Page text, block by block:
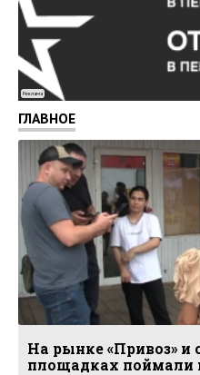
Реклама
ГЛАВНОЕ
На рынке «Привоз» и
площадках поймали